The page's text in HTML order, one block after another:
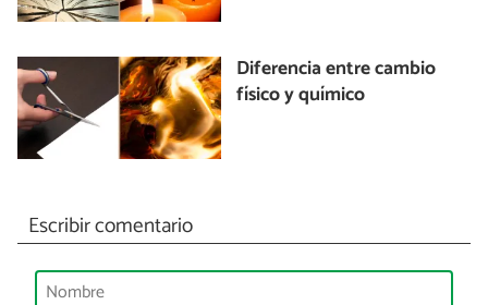
Diferencia entre cambio
físico y químico
Escribir comentario